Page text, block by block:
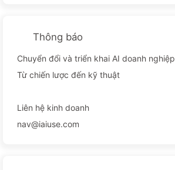
Thông báo
Chuyển đổi và triển khai AI doanh nghiệp
Từ chiến lược đến kỹ thuật
Liên hệ kinh doanh
nav@iaiuse.com